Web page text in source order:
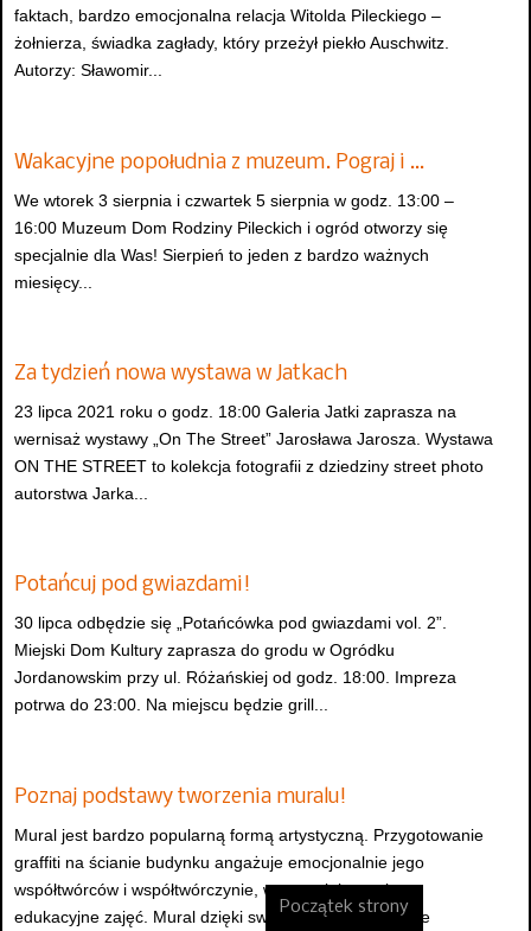
faktach, bardzo emocjonalna relacja Witolda Pileckiego –
żołnierza, świadka zagłady, który przeżył piekło Auschwitz.
Autorzy: Sławomir...
Wakacyjne popołudnia z muzeum. Pograj i …
We wtorek 3 sierpnia i czwartek 5 sierpnia w godz. 13:00 –
16:00 Muzeum Dom Rodziny Pileckich i ogród otworzy się
specjalnie dla Was! Sierpień to jeden z bardzo ważnych
miesięcy...
Za tydzień nowa wystawa w Jatkach
23 lipca 2021 roku o godz. 18:00 Galeria Jatki zaprasza na
wernisaż wystawy „On The Street” Jarosława Jarosza. Wystawa
ON THE STREET to kolekcja fotografii z dziedziny street photo
autorstwa Jarka...
Potańcuj pod gwiazdami!
30 lipca odbędzie się „Potańcówka pod gwiazdami vol. 2”.
Miejski Dom Kultury zaprasza do grodu w Ogródku
Jordanowskim przy ul. Różańskiej od godz. 18:00. Impreza
potrwa do 23:00. Na miejscu będzie grill...
Poznaj podstawy tworzenia muralu!
Mural jest bardzo popularną formą artystyczną. Przygotowanie
graffiti na ścianie budynku angażuje emocjonalnie jego
współtwórców i współtwórczynie, wzmacniając walory
edukacyjne zajęć. Mural dzięki swojej widzialności silnie
Początek strony